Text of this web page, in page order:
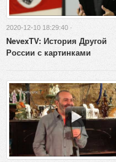
2020-12-10 18:29:40 ·
NevexTV: История Другой
России с картинками